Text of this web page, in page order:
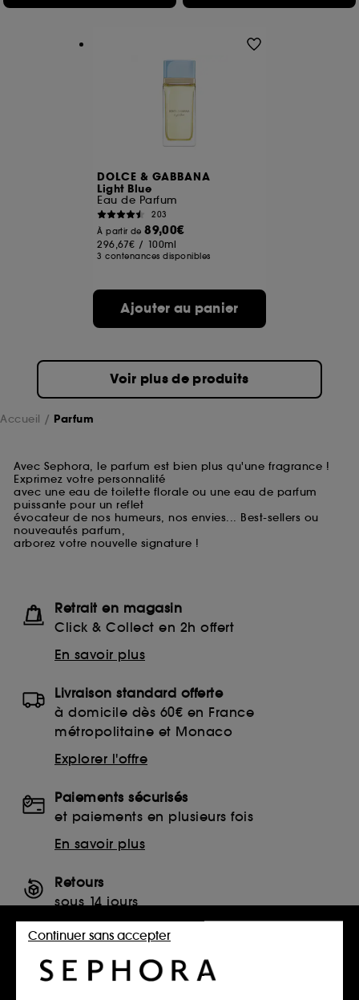
DOLCE & GABBANA
Light Blue
Eau de Parfum
203
À partir de89,00€
296,67€ / 100ml
3 contenances disponibles
Ajouter au panier
Voir plus de produits
Accueil Parfum
Avec Sephora, le parfum est bien plus qu'une fragrance !
Exprimez votre personnalité
avec une eau de toilette florale ou une eau de parfum
puissante pour un reflet
évocateur de nos humeurs, nos envies... Best-sellers ou
nouveautés parfum,
arborez votre nouvelle signature !
Retrait en magasin
Click & Collect en 2h offert
En savoir plus
Livraison standard offerte
à domicile dès 60€ en France
métropolitaine et Monaco
Explorer l'offre
Paiements sécurisés
et paiements en plusieurs fois
En savoir plus
Retours
sous 14 jours
Retourner mon article
SERVICES, CONTACT ET CONDITIONS DES OFFRES
Continuer sans accepter